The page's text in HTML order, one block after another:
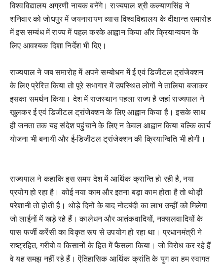
विश्वविद्यालय अग्रणी नायक बनेंगे। राज्यपाल श्री कल्याणसिंह ने
शनिवार को जोधपुर में जयनारायण व्यास विश्वविद्यालय के दीक्षान्त समारोह
में इस सम्बंध में राज्य में पहल करके आह्वान किया और क्रियान्वयन के
लिए आवश्यक दिशा निर्देश भी दिए।
राज्यपाल ने जब समारोह में अपने सम्बोधन में ई एवं डिजीटल ट्रांजेक्शन
के लिए प्रेरित किया तो पूरे सभागार में उपस्थित लोगों ने तालिया बजाकर
इसका समर्थन किया। देश में राजस्थान पहला राज्य है जहां राज्यपाल ने
खुलकर ई एवं डिजीटल ट्रांजेक्शन के लिए आह्वान किया है। इसके साथ
ही जनता तक यह संदेश पहुंचाने के लिए न केवल आह्वान किया बल्कि कार्य
योजना भी बनायी और ई-डिजीटल ट्रांजेक्शन की क्रियान्विति भी होगी।
राज्यपाल ने कहाकि इस समय देश में आर्थिक क्रान्ति हो रही है, नया
प्रयोग हो रहा है। कोई नया काम और इतना बड़ा काम होता है तो थोड़ी
परेशानी तो होती है। थोड़े दिनों के बाद नोटबंदी का लाभ उन्हीं को मिलेगा
जो लाईनों में खड़े रहे हैं। कालेधन और आतंकवादियों, नक्सलवादियों के
पास फर्जी करेंंसी का विकृत रूप से उपयोग हो रहा था। प्रधानमंत्री ने
राष्ट्रहित, गरीबो व किसानों के हित में फैसला किया। जो विरोध कर रहे हैं
वे यह समझ नहीं रहे हैं। ऎतिहासिक आर्थिक क्रांति के युग का हम स्वागत